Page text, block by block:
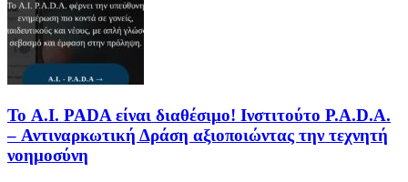
Το A.I. PADA είναι διαθέσιμο! Ινστιτούτο P.A.D.A.
– Αντιναρκωτική Δράση αξιοποιώντας την τεχνητή
νοημοσύνη